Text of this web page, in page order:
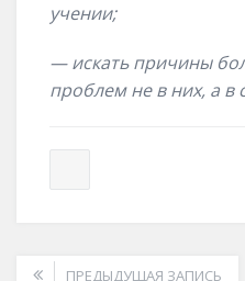
учении;
— искать причины
проблем не в них, а в
ПРЕДЫДУЩАЯ ЗАПИСЬ